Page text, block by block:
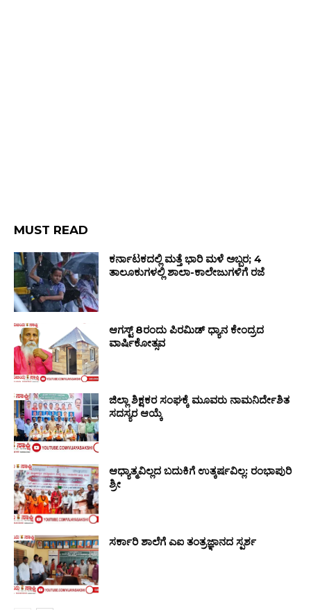
MUST READ
ಕರ್ನಾಟಕದಲ್ಲಿ ಮತ್ತೆ ಭಾರಿ ಮಳೆ ಅಬ್ಬರ; 4
ತಾಲೂಕುಗಳಲ್ಲಿ ಶಾಲಾ-ಕಾಲೇಜುಗಳಿಗೆ ರಜೆ
ಆಗಸ್ಟ್ 8ರಂದು ಪಿರಮಿಡ್ ಧ್ಯಾನ ಕೇಂದ್ರದ
ವಾರ್ಷಿಕೋತ್ಸವ
ಜಿಲ್ಲಾ ಶಿಕ್ಷಕರ ಸಂಘಕ್ಕೆ ಮೂವರು ನಾಮನಿರ್ದೇಶಿತ
ಸದಸ್ಯರ ಆಯ್ಕೆ
ಆಧ್ಯಾತ್ಮವಿಲ್ಲದ ಬದುಕಿಗೆ ಉತ್ಕರ್ಷವಿಲ್ಲ: ರಂಭಾಪುರಿ
ಶ್ರೀ
ಸರ್ಕಾರಿ ಶಾಲೆಗೆ ಎಐ ತಂತ್ರಜ್ಞಾನದ ಸ್ಪರ್ಶ